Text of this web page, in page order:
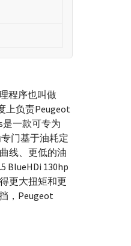
程序也叫做
上负责Peugeot
是一款可专为
门基于油耗定
线、更低的油
BlueHDi 130hp
更大扭矩和更
，Peugeot